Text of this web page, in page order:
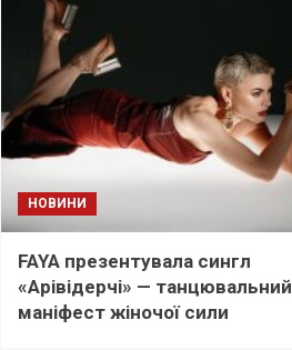
НОВИНИ
FAYA презентувала сингл
«Арівідерчі» — танцювальний
маніфест жіночої сили